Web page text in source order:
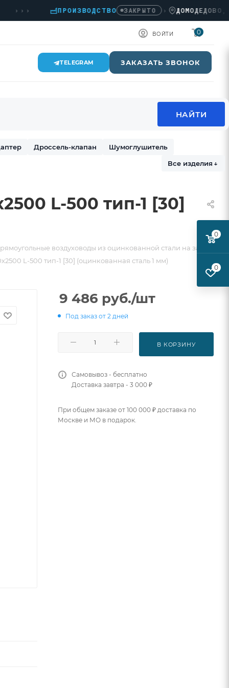
ПРОИЗВОДСТВО ЗАКРЫТО › ДОМОДЕДОВО,
ВОЙТИ 0
TELEGRAM ЗАКАЗАТЬ ЗВОНОК
Дроссель-клапан
Шумоглушитель
Все изделия ↓
L-500 тип-1 [30]
воздуховоды из оцинкованной стали на заказ
L-500 тип-1 [30] (оцинкованная сталь 1 мм)
9 486 руб./шт
Под заказ от 2 дней
В КОРЗИНУ
Самовывоз - бесплатно
Доставка завтра - 3 000 ₽
При общем заказе от 100 000 ₽ доставка по
Москве и МО в подарок.
0
0